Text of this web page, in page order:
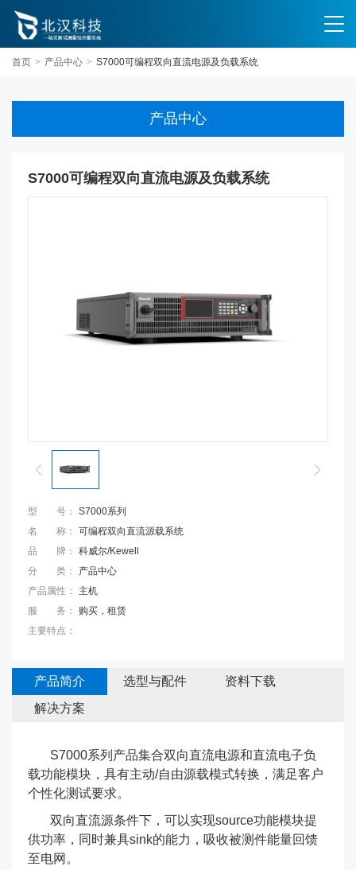
首页 > 产品中心 > S7000可编程双向直流电源及负载系统
产品中心
S7000可编程双向直流电源及负载系统
型号 ：
S7000系列
名称 ：
可编程双向直流源载系统
品牌 ：
科威尔/Kewell
分类 ：
产品中心
产品属性 ：
主机
服务 ：
购买，租赁
主要特点 ：
产品简介 选型与配件
资料下载
解决方案
S7000系列产品集合双向直流电源和直流电子负
载功能模块，具有主动/自由源载模式转换，满足客户
个性化测试要求。
双向直流源条件下，可以实现source功能模块提
供功率，同时兼具sink的能力，吸收被测件能量回馈
至电网。